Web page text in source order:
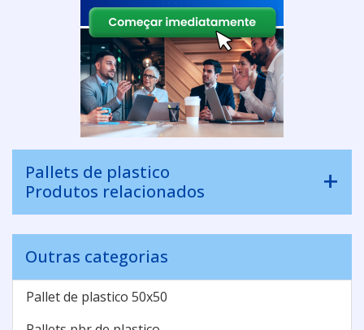
Pallets de plastico
Produtos relacionados
Outras categorias
Pallet de plastico 50x50